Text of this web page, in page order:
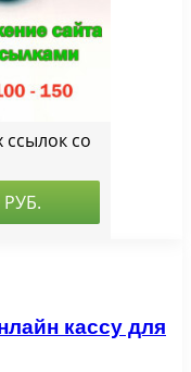
кассу для